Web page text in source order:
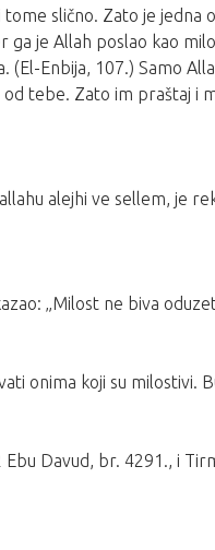
slično. Zato je jedna
ga je Allah poslao kao
(El-Enbija, 107.) Samo
tebe. Zato im praštaj i
alejhi ve sellem, je
„Milost ne biva
onima koji su milostivi.
Ebu Davud, br. 4291., i